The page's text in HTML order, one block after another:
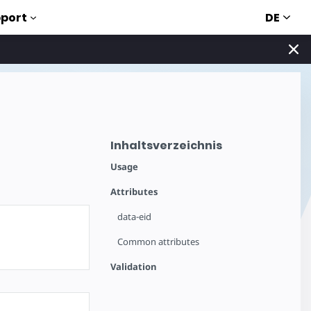
DE
Inhaltsverzeichnis
Usage
Attributes
data-eid
Common attributes
Validation